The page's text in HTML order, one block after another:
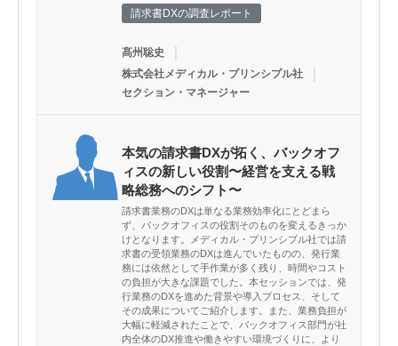
請求書DXの調査レポート
髙州聡史
株式会社メディカル・プリンシプル社
セクション・マネージャー
本気の請求書DXが拓く、バックオフ
ィスの新しい役割〜経営を支える戦
略総務へのシフト〜
請求書業務のDXは単なる業務効率化にとどまら
ず、バックオフィスの役割そのものを変えるきっか
けとなります。メディカル・プリンシプル社では請
求書の受領業務のDXは進んでいたものの、発行業
務には依然として手作業が多く残り、時間やコスト
の負担が大きな課題でした。本セッションでは、発
行業務のDXを進めた背景や導入プロセス、そして
その成果についてご紹介します。また、業務負担が
大幅に軽減されたことで、バックオフィス部門が社
内全体のDX推進や働きやすい環境づくりに、より